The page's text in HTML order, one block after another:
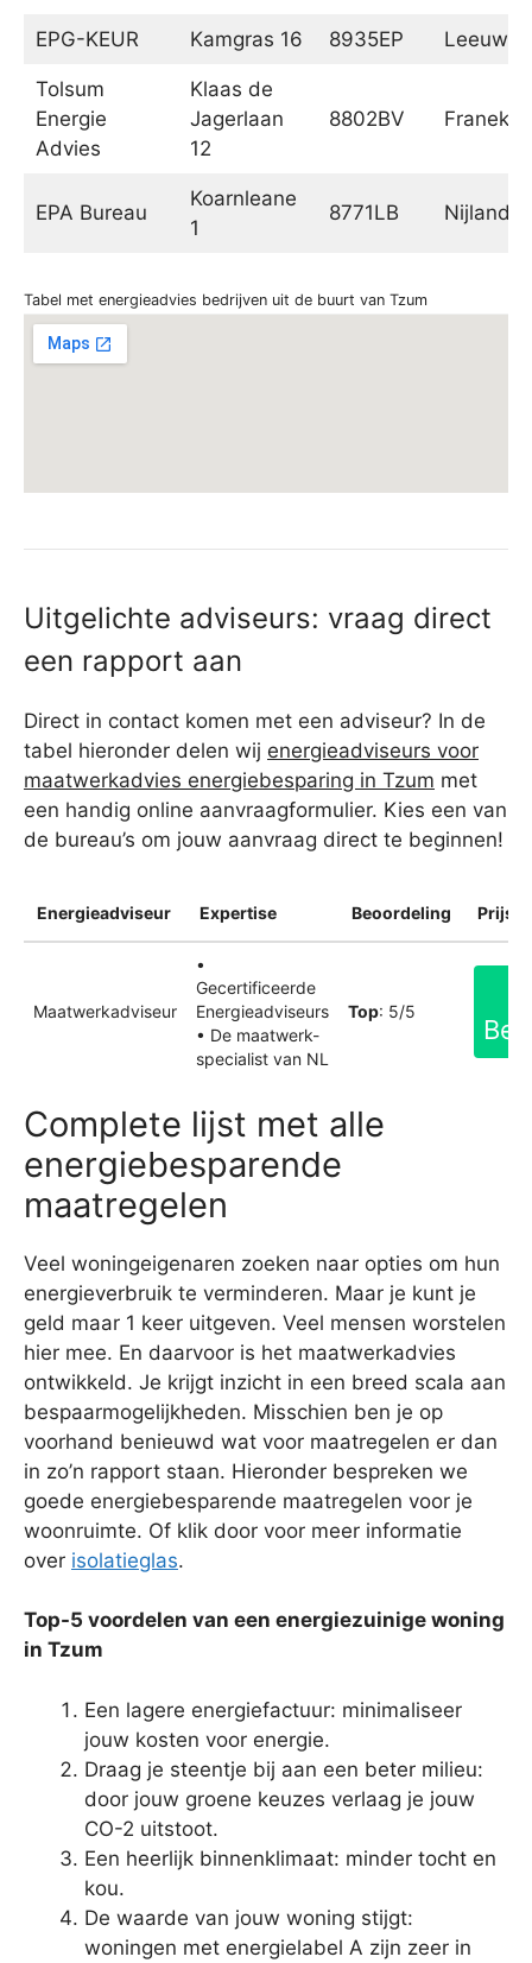
EPG-KEUR Kamgras 16 8935EP
Tolsum
Energie
Advies
Klaas de
Jagerlaan
12
8802BV Franeker
EPA Bureau
Koarnleane
1
8771LB Nijland
Tabel met energieadvies bedrijven uit de buurt van Tzum
Uitgelichte adviseurs: vraag direct
een rapport aan
Direct in contact komen met een adviseur? In de
tabel hieronder delen wij energieadviseurs voor
maatwerkadvies energiebesparing in Tzum met
een handig online aanvraagformulier. Kies een van
de bureau’s om jouw aanvraag direct te beginnen!
Energieadviseur Expertise Beoordeling
Maatwerkadviseur
•
Gecertificeerde
Energieadviseurs
• De maatwerk-
specialist van NL
Top: 5/5
Complete lijst met alle
energiebesparende
maatregelen
Veel woningeigenaren zoeken naar opties om hun
energieverbruik te verminderen. Maar je kunt je
geld maar 1 keer uitgeven. Veel mensen worstelen
hier mee. En daarvoor is het maatwerkadvies
ontwikkeld. Je krijgt inzicht in een breed scala aan
bespaarmogelijkheden. Misschien ben je op
voorhand benieuwd wat voor maatregelen er dan
in zo’n rapport staan. Hieronder bespreken we
goede energiebesparende maatregelen voor je
woonruimte. Of klik door voor meer informatie
over isolatieglas.
Top-5 voordelen van een energiezuinige woning
in Tzum
Een lagere energiefactuur: minimaliseer
jouw kosten voor energie.
Draag je steentje bij aan een beter milieu:
door jouw groene keuzes verlaag je jouw
CO-2 uitstoot.
Een heerlijk binnenklimaat: minder tocht en
kou.
De waarde van jouw woning stijgt:
woningen met energielabel A zijn zeer in